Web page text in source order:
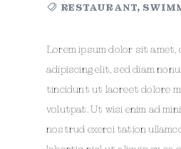
RESTAURANT,
Lorem ipsum dolor sit
adipiscing elit, sed diam
tincidunt ut laoreet dolore
volutpat. Ut wisi enim ad
nostrud exerci tation